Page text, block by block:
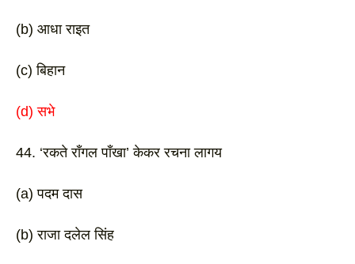
(b) आधा राइत
(c) बिहान
(d) सभे
44. ‘रकते राँगल पाँखा’ केकर रचना लागय
(a) पदम दास
(b) राजा दलेल सिंह